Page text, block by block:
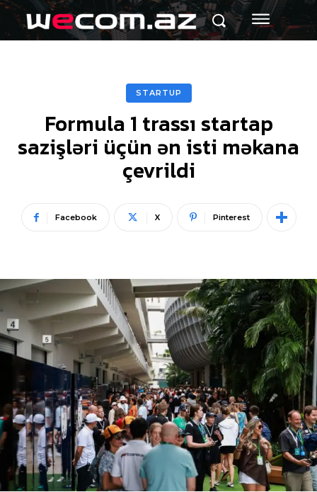
STARTUP
Formula 1 trassı startap
sazişləri üçün ən isti məkana
çevrildi
Facebook X Pinterest